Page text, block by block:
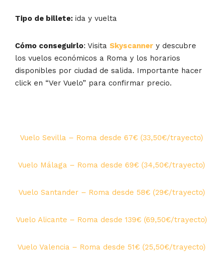
Tipo de billete: ida y vuelta
Cómo conseguirlo: Visita Skyscanner y descubre
los vuelos económicos a Roma y los horarios
disponibles por ciudad de salida. Importante hacer
click en “Ver Vuelo” para confirmar precio.
Vuelo Sevilla – Roma desde 67€ (33,50€/trayecto)
Vuelo Málaga – Roma desde 69€ (34,50€/trayecto)
Vuelo Santander – Roma desde 58€ (29€/trayecto)
Vuelo Alicante – Roma desde 139€ (69,50€/trayecto)
Vuelo Valencia – Roma desde 51€ (25,50€/trayecto)